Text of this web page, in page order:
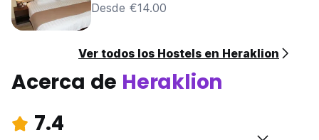
Desde €14.00
Ver todos los Hostels en Heraklion
Acerca de Heraklion
7.4